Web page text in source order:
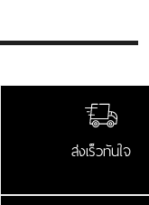
ส่งเร็วทันใจ